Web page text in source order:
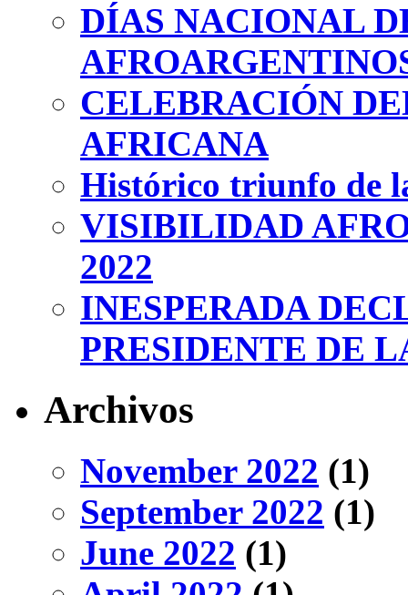
DÍAS NACIONAL
CELEBRACIÓN
AFRICANA
Histórico triunfo de
VISIBILIDAD
2022
INESPERADA
PRESIDENTE DE
Archivos
November 2022 (1)
September 2022 (1)
June 2022 (1)